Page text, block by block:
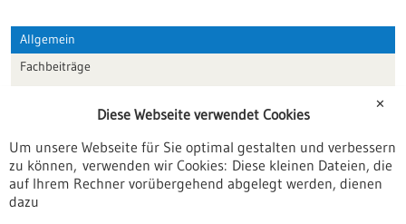
Allgemein
Fachbeiträge
Veranstaltungen
Erscheinungsdatum
✕
Diese Webseite verwendet Cookies
Um unsere Webseite für Sie optimal gestalten und verbessern
zu können, verwenden wir Cookies: Diese kleinen Dateien, die
auf Ihrem Rechner vorübergehend abgelegt werden, dienen
dazu